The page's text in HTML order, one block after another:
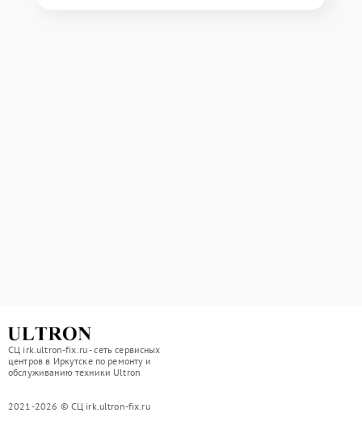
СЦ irk.ultron-fix.ru - сеть сервисных
центров в Иркутске по ремонту и
обслуживанию техники Ultron
2021-2026 © СЦ irk.ultron-fix.ru